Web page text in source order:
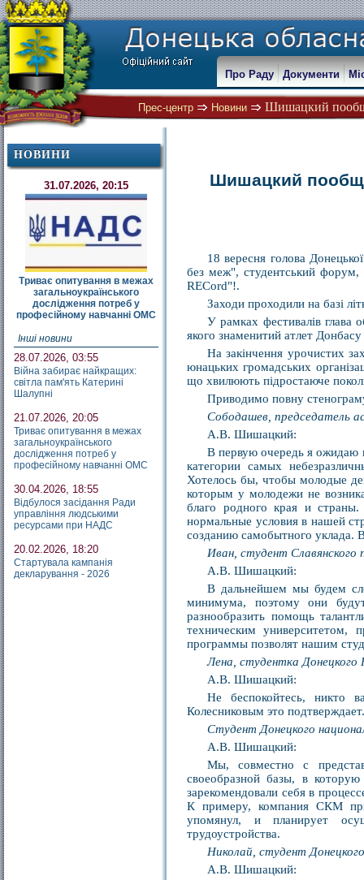
Прес-центр Новини Шишацкий
Про Раду Документи
НОВИНИ
31.07.2026, 20:15
Триває опитування в межах
загальноукраїнського
дослідження потреб у
професійному навчанні ОМС
Інші новини
28.07.2026, 03:55
Війна забирає найкращих:
світла пам'ять Катерині
Шалупні
21.07.2026, 20:05
Триває опитування в межах
загальноукраїнського
дослідження потреб у
професійному навчанні ОМС
30.04.2026, 18:55
Відбулося засідання Ради
управління людськими
ресурсами при НАДС
20.02.2026, 18:20
Стартувала кампанія
декларування - 2026
Шишацкий
18 вересня голова
без меж", студентський форум,
RECord"!.
Заходи проходили на базі
У рамках фестивалів глава
якого знаменитий атлет
На закінчення урочистих
юнацьких громадських
що хвилюють підростаюче
Приводимо повну
Сободашев, председатель
А.В. Шишацкий:
В первую очередь я ожидаю
категории самых
Хотелось бы, чтобы молодые
которым у молодежи не
благо родного края и
нормальные условия в нашей
созданию самобытного уклада.
Иван, студент Славянского
А.В. Шишацкий:
В дальнейшем мы будем
минимума, поэтому они
разнообразить помощь
техническим университетом,
программы позволят нашим
Лена, студентка Донецкого
А.В. Шишацкий:
Не беспокойтесь, никто
Колесниковым это подтверждает.
Студент Донецкого
А.В. Шишацкий:
Мы, совместно с
своеобразной базы, в
зарекомендовали себя в
К примеру, компания СКМ
упомянул, и планирует
трудоустройства.
Николай, студент
А.В. Шишацкий: